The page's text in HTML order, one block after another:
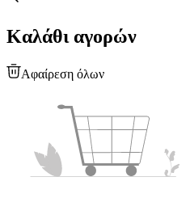
Καλάθι αγορών
Αφαίρεση όλων